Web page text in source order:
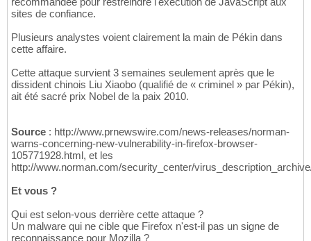
sites de confiance.
Plusieurs analystes voient clairement la main de Pékin dans
cette affaire.
Cette attaque survient 3 semaines seulement après que le
dissident chinois Liu Xiaobo (qualifié de « criminel » par Pékin),
ait été sacré prix Nobel de la paix 2010.
Source : http://www.prnewswire.com/news-releases/norman-
warns-concerning-new-vulnerability-in-firefox-browser-
105771928.html, et les
http://www.norman.com/security_center/
Et vous ?
Qui est selon-vous derrière cette attaque ?
Un malware qui ne cible que Firefox n'est-il pas un signe de
reconnaissance pour Mozilla ?